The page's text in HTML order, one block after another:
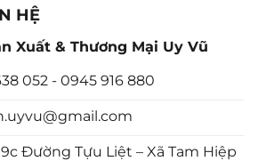
HỆ
Xuất & Thương Mại Uy Vũ
052 - 0945 916 880
Đường Tựu Liệt – Xã Tam Hiệp